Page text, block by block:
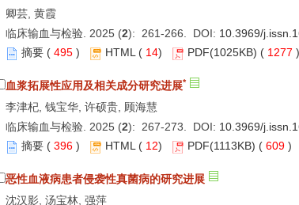
卿芸, 黄霞
临床输血与检验. 2025 (2): 261-266. DOI: 10.3969/
摘要(495 ) HTML(14) PDF(1025KB) (1277 )
血浆拓展性应用及相关成分研究进展*
李津杞, 钱宝华, 许硕贵, 顾海慧
临床输血与检验. 2025 (2): 267-273. DOI: 10.3969/
摘要(396 ) HTML(12) PDF(1113KB) (609 )
恶性血液病患者侵袭性真菌病的研究进展
沈汉影, 汤宝林, 强萍